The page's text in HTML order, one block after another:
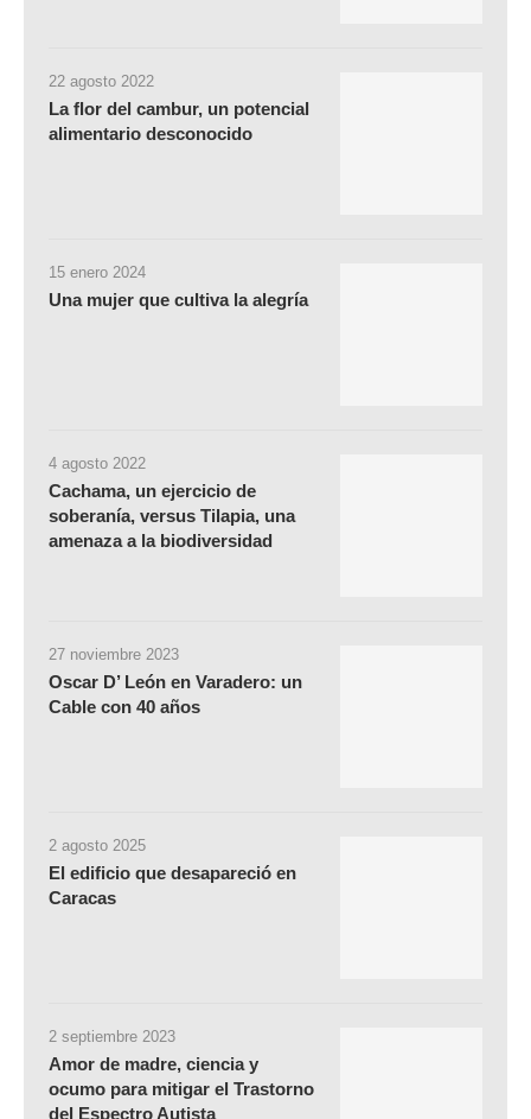
22 agosto 2022
La flor del cambur, un potencial
alimentario desconocido
15 enero 2024
Una mujer que cultiva la alegría
4 agosto 2022
Cachama, un ejercicio de
soberanía, versus Tilapia, una
amenaza a la biodiversidad
27 noviembre 2023
Oscar D’ León en Varadero: un
Cable con 40 años
2 agosto 2025
El edificio que desapareció en
Caracas
2 septiembre 2023
Amor de madre, ciencia y
ocumo para mitigar el Trastorno
del Espectro Autista